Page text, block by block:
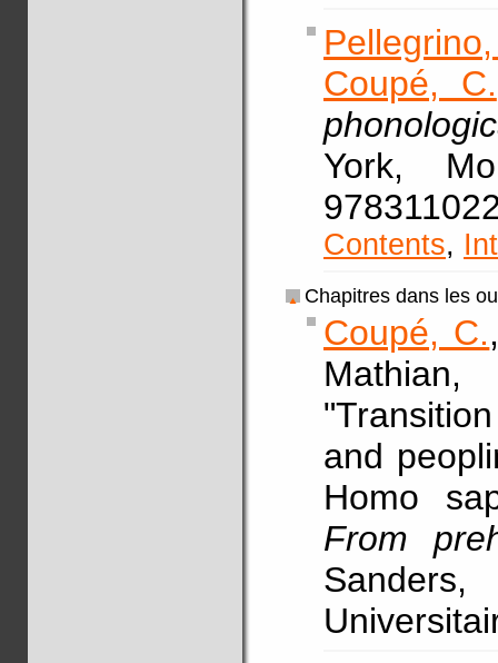
Coupé, C.
York,
Contents,
Chapitres dans les
Coupé, C.
and
Homo
From